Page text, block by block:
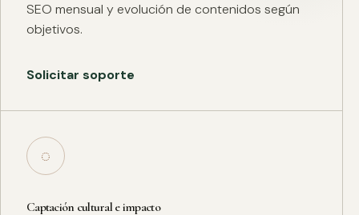
SEO mensual y evolución de contenidos según
objetivos.
Solicitar soporte
◌
Captación cultural e impacto